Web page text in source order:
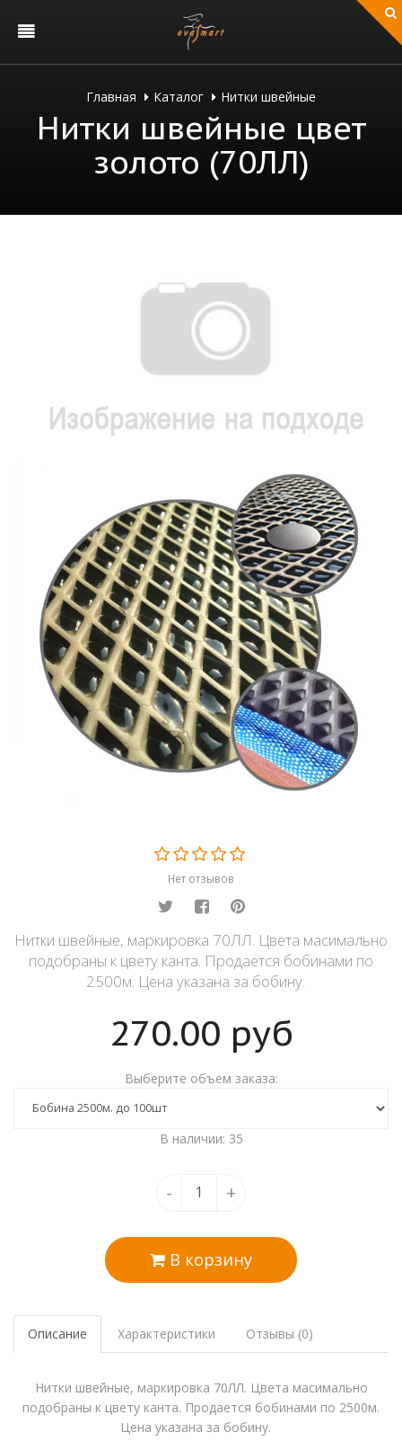
Главная Каталог Нитки швейные
Нитки швейные цвет
золото (70ЛЛ)
Нет отзывов
Нитки швейные, маркировка 70ЛЛ. Цвета масимально
подобраны к цвету канта. Продается бобинами по
2500м. Цена указана за бобину.
270.00 руб
Выберите объем заказа:
В наличии: 35
- +
В корзину
Описание Характеристики Отзывы (0)
Нитки швейные, маркировка 70ЛЛ. Цвета масимально
подобраны к цвету канта. Продается бобинами по 2500м.
Цена указана за бобину.